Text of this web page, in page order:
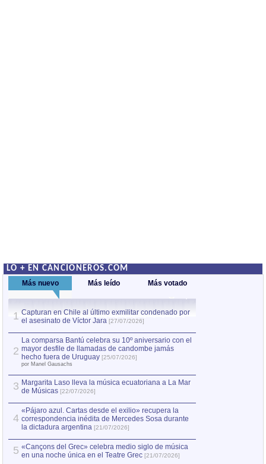
LO + EN CANCIONEROS.COM
Más nuevo Más leído Más votado
1 Capturan en Chile al último exmilitar condenado por
el asesinato de Víctor Jara [27/07/2026]
2
La comparsa Bantú celebra su 10º aniversario con el
mayor desfile de llamadas de candombe jamás
hecho fuera de Uruguay [25/07/2026]
por Manel Gausachs
3 Margarita Laso lleva la música ecuatoriana a La Mar
de Músicas [22/07/2026]
4
«Pájaro azul. Cartas desde el exilio» recupera la
correspondencia inédita de Mercedes Sosa durante
la dictadura argentina [21/07/2026]
5 «Cançons del Grec» celebra medio siglo de música
en una noche única en el Teatre Grec [21/07/2026]